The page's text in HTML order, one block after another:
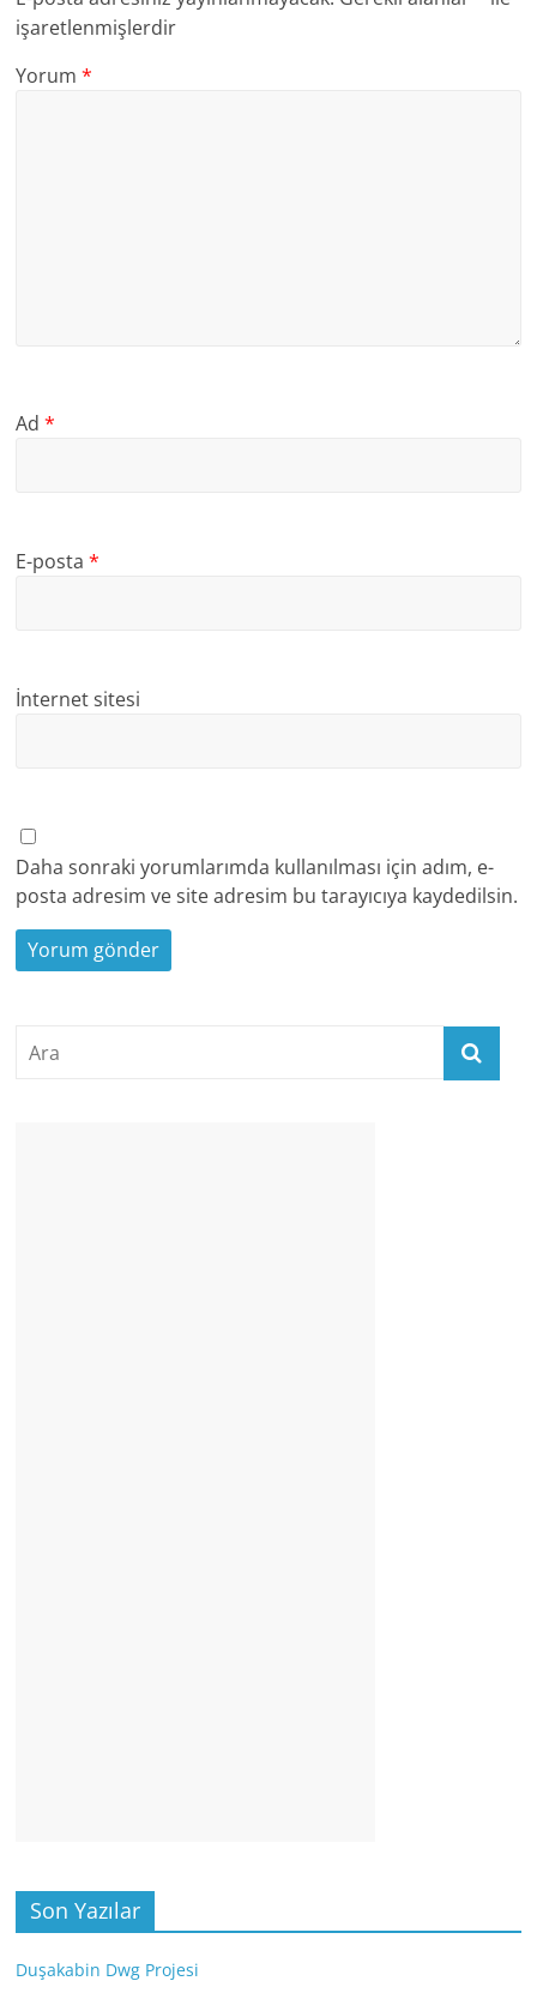
işaretlenmişlerdir
Yorum*
Ad*
E-posta*
İnternet sitesi
Daha sonraki yorumlarımda kullanılması için adım, e-
posta adresim ve site adresim bu tarayıcıya kaydedilsin.
Son Yazılar
Duşakabin Dwg Projesi